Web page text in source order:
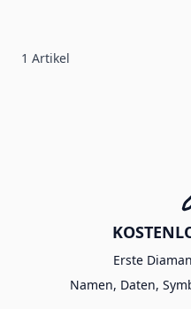
1 Artikel
Erste
Namen, Daten,